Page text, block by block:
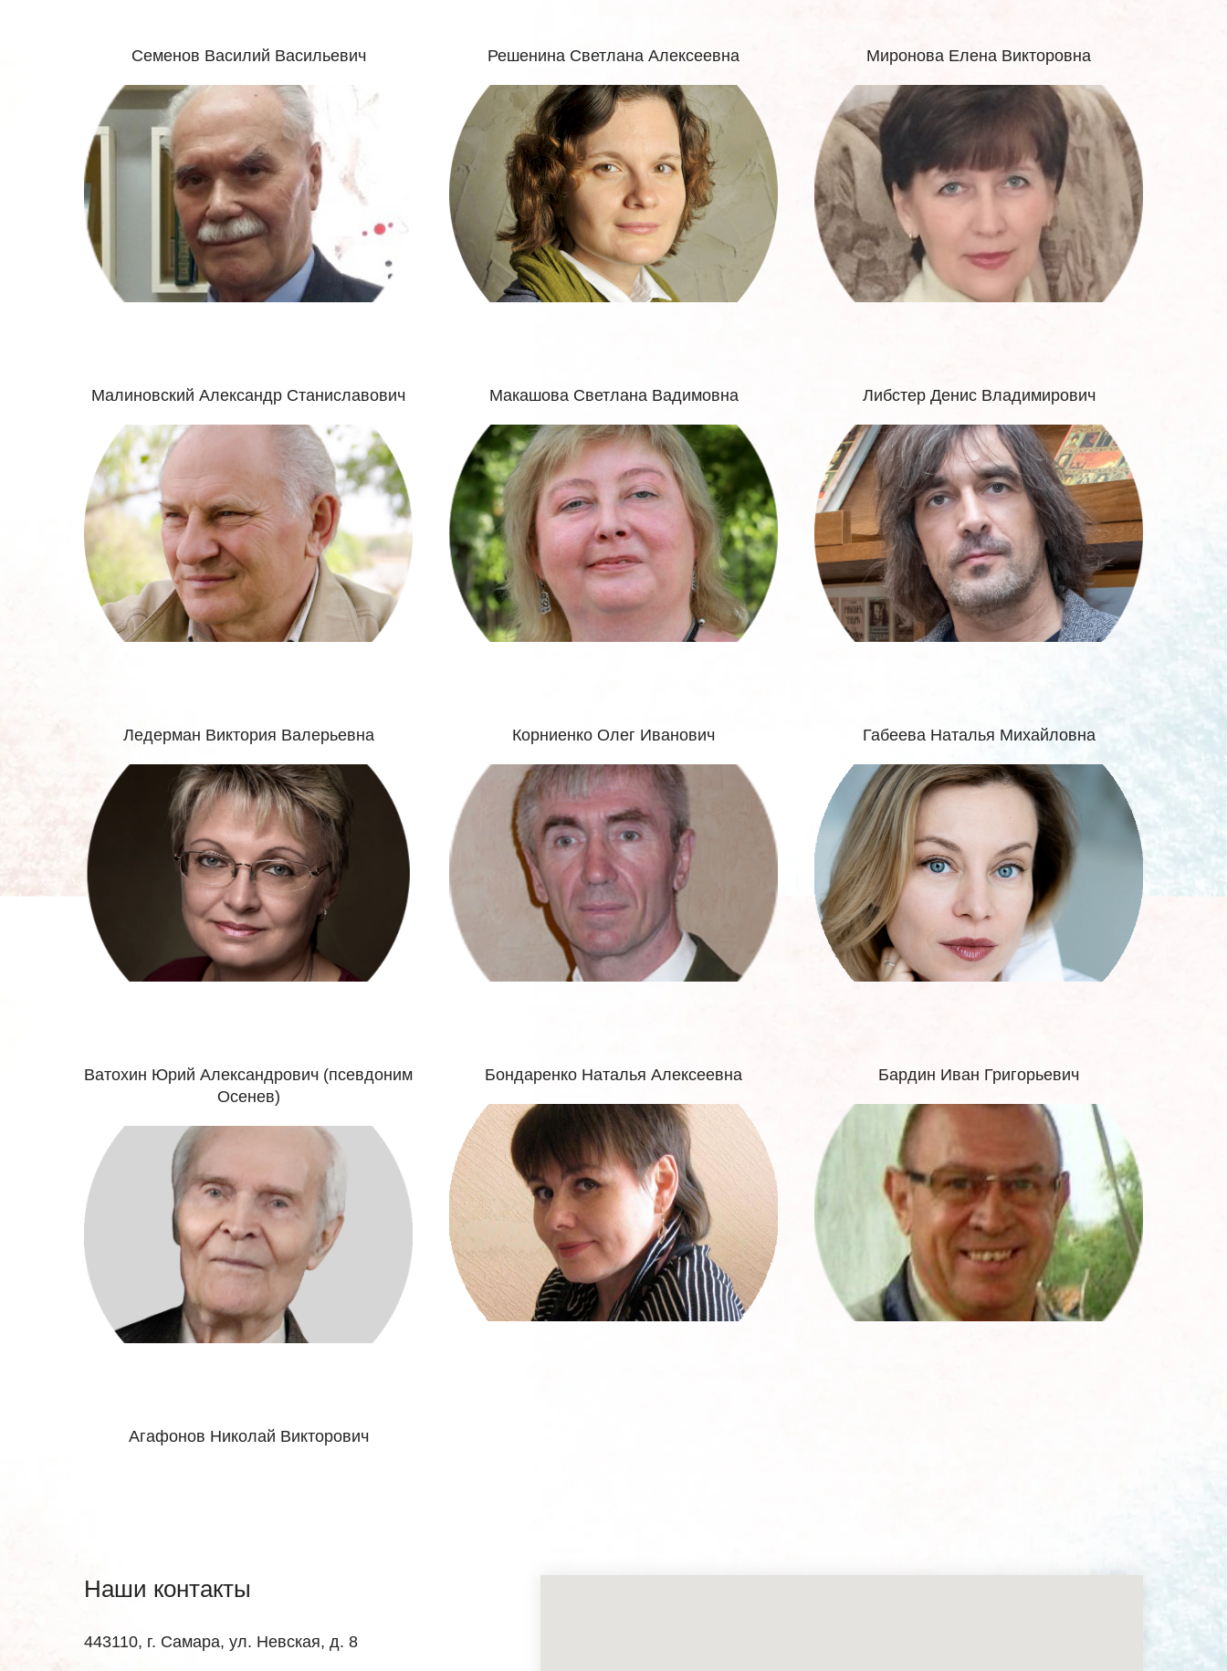
Семенов Василий Васильевич Решенина Светлана Алексеевна Миронова Елена Викторовна
Малиновский Александр Станиславович Макашова Светлана Вадимовна Либстер Денис Владимирович
Ледерман Виктория Валерьевна Корниенко Олег Иванович Габеева Наталья Михайловна
Ватохин Юрий Александрович (псевдоним
Осенев)
Бондаренко Наталья Алексеевна Бардин Иван Григорьевич
Агафонов Николай Викторович
Наши контакты
443110, г. Самара, ул. Невская, д. 8